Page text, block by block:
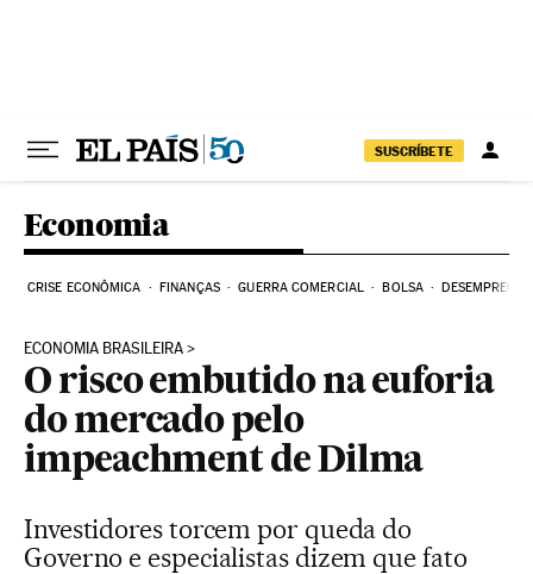
SUSCRÍBETE
Economia
CRISE ECONÔMICA FINANÇAS GUERRA COMERCIAL BOLSA DESEMPREGO
ECONOMIA BRASILEIRA
O risco embutido na euforia
do mercado pelo
impeachment de Dilma
Investidores torcem por queda do
Governo e especialistas dizem que fato